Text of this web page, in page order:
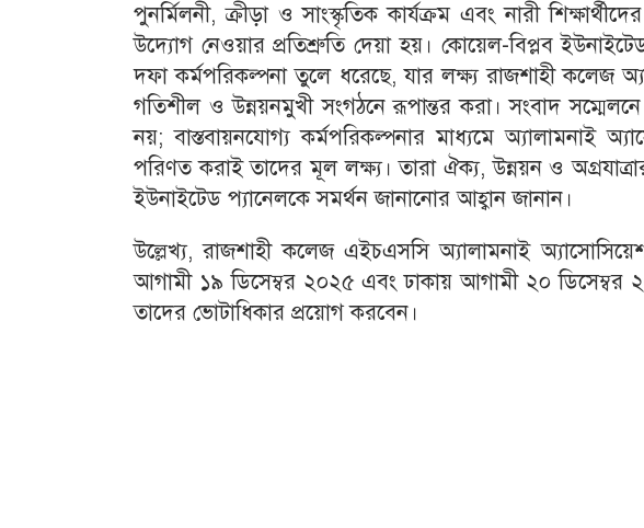
পুনর্মিলনী, ক্রীড়া ও সাংস্কৃতিক কার্যক্রম এবং নারী
উদ্যোগ নেওয়ার প্রতিশ্রুতি দেয়া হয়। কোয়েল-বিপ্লব
দফা কর্মপরিকল্পনা তুলে ধরেছে, যার লক্ষ্য রাজশাহী কলেজ
গতিশীল ও উন্নয়নমুখী সংগঠনে রূপান্তর করা। সংবাদ সম্মেলনে
নয়; বাস্তবায়নযোগ্য কর্মপরিকল্পনার মাধ্যমে অ্যালামনাই
পরিণত করাই তাদের মূল লক্ষ্য। তারা ঐক্য, উন্নয়ন ও
ইউনাইটেড প্যানেলকে সমর্থন জানানোর আহ্বান জানান।
উল্লেখ্য, রাজশাহী কলেজ এইচএসসি অ্যালামনাই
আগামী ১৯ ডিসেম্বর ২০২৫ এবং ঢাকায় আগামী ২০ ডিসেম্বর
তাদের ভোটাধিকার প্রয়োগ করবেন।